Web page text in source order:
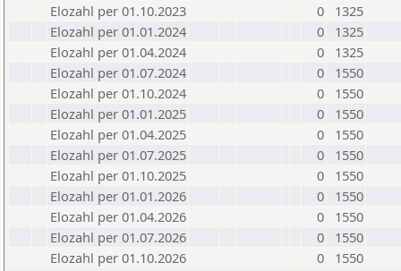
Elozahl per 01.10.2023
0
1325
Elozahl per 01.01.2024
0
1325
Elozahl per 01.04.2024
0
1325
Elozahl per 01.07.2024
0
1550
Elozahl per 01.10.2024
0
1550
Elozahl per 01.01.2025
0
1550
Elozahl per 01.04.2025
0
1550
Elozahl per 01.07.2025
0
1550
Elozahl per 01.10.2025
0
1550
Elozahl per 01.01.2026
0
1550
Elozahl per 01.04.2026
0
1550
Elozahl per 01.07.2026
0
1550
Elozahl per 01.10.2026
0 1550